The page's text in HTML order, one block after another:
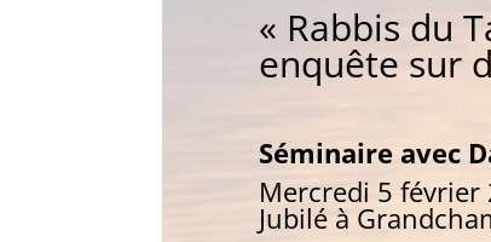
« Rabbis du
enquête sur
Séminaire avec
Mercredi 5 février
Jubilé à